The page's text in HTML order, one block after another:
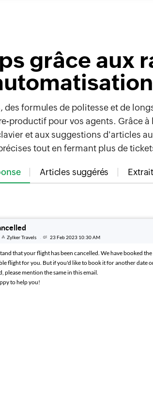
grâce aux
formules de politesse et de
productif pour vos agents. Grâce à
et aux suggestions d'articles
tout en fermant plus de
Articles suggérés